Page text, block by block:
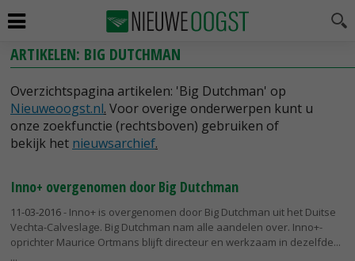
ARTIKELEN: BIG DUTCHMAN
Overzichtspagina artikelen: 'Big Dutchman' op
Nieuweoogst.nl. Voor overige onderwerpen kunt u
onze zoekfunctie (rechtsboven) gebruiken of
bekijk het nieuwsarchief.
Inno+ overgenomen door Big Dutchman
11-03-2016- Inno+ is overgenomen door Big Dutchman uit het Duitse
Vechta-Calveslage. Big Dutchman nam alle aandelen over. Inno+-
oprichter Maurice Ortmans blijft directeur en werkzaam in dezelfde...